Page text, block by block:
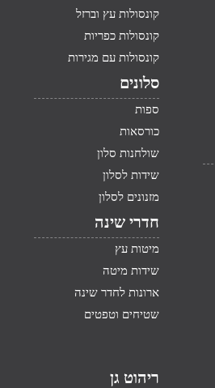
קונסולות עץ וברזל
קונסולות כפריות
קונסולות עם מגירות
סלונים
ספות
כורסאות
שולחנות סלון
שידות לסלון
מזנונים לסלון
חדרי שינה
מיטות עץ
שידות מיטה
ארונות לחדר שינה
שטיחים וטפטים
ריהוט גן